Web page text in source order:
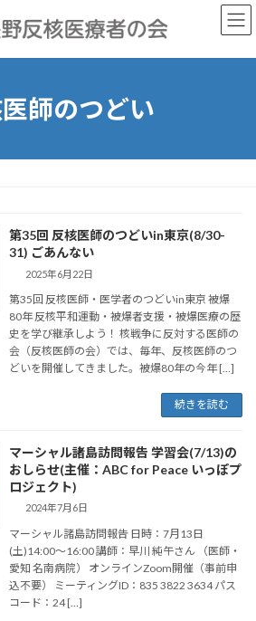
師のつどい
第35回 反核医師のつどいin東京(8/30-
31) ごあんない
2025年6月22日
第35回 反核医師・医学者のつどいin東京 被爆
80年 反核平和運動・被爆者支援・被爆医療の歴
史を学び継承しよう！ 核戦争に反対する医師の
会（反核医師の会）では、毎年、反核医師のつ
どいを開催してきました。被爆80年の今年 […]
続きを読む
マーシャル諸島訪問報告 学習会(7/13)の
おしらせ(主催：ABC for Peace いっぽプ
ロジェクト)
2024年7月6日
マーシャル諸島訪問報告 日時：7月13日
(土)14:00〜16:00 講師：早川 純午さん （医師・
愛知 名南病院） オンラインZoom開催（事前申
込不要） ミーティングID：835 3822 3634 パス
コード：24 […]